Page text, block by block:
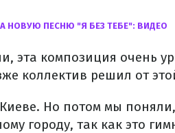
НОВУЮ ПЕСНЮ "Я БЕЗ ТЕБЕ": ВИДЕО
эта композиция очень
коллектив решил от
Но потом мы
городу, так как это